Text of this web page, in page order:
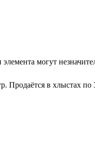
могут
Продаётся в хлыстах по